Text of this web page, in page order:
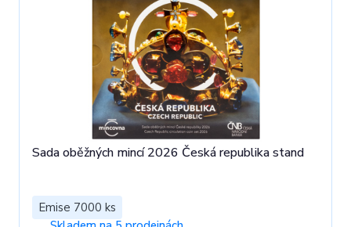
Sada oběžných mincí 2026 Česká republika stand
Emise 7000 ks